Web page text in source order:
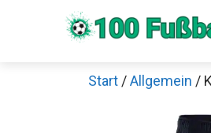
Start /Allgemein /